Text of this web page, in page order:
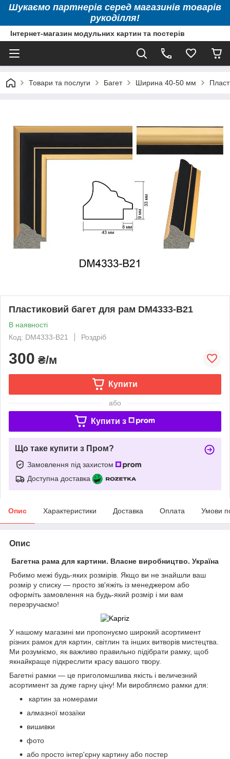
Шукаємо партнерів серед магазинів товарів
рукоділля!
Інтернет-магазин модульних картин та постерів
Товари та послуги Багет Ширина 40-50 мм
Пластиковий багет для рам DM4333-B21
В наявності
Код: DM4333-B21
Роздріб
300 ₴/м
Купити
або
Купити з
Що таке купити з Пром?
Замовлення під захистом
Доступна доставка
Опис Характеристики Доставка Оплата Умови
Опис
Багетна рама для картини. Власне виробництво. Україна
Робимо межі будь-яких розмірів. Якщо ви не знайшли ваш
розмір у списку — просто зв'яжіть із менеджером або
оформіть замовлення на будь-який розмір і ми вам
перезручаємо!
У нашому магазині ми пропонуємо широкий асортимент
різних рамок для картин, світлин та інших витворів мистецтва.
Ми розуміємо, як важливо правильно підібрати рамку, щоб
якнайкраще підкреслити красу вашого твору.
Багетні рамки — це приголомшлива якість і величезний
асортимент за дуже гарну ціну! Ми виробляємо рамки для:
картин за номерами
алмазної мозаїки
вишивки
фото
або просто інтер'єрну картину або постер